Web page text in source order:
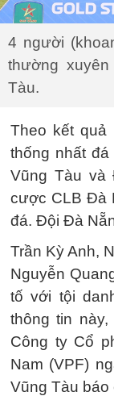
4 người
thường
Tàu.
Theo kết quả
thống nhất
Vũng Tàu và
cược CLB Đà
đá. Đội Đà
Trần Kỳ Anh,
Nguyễn
tố với tội
thông tin
Công ty Cổ
Nam (VPF)
Vũng Tàu